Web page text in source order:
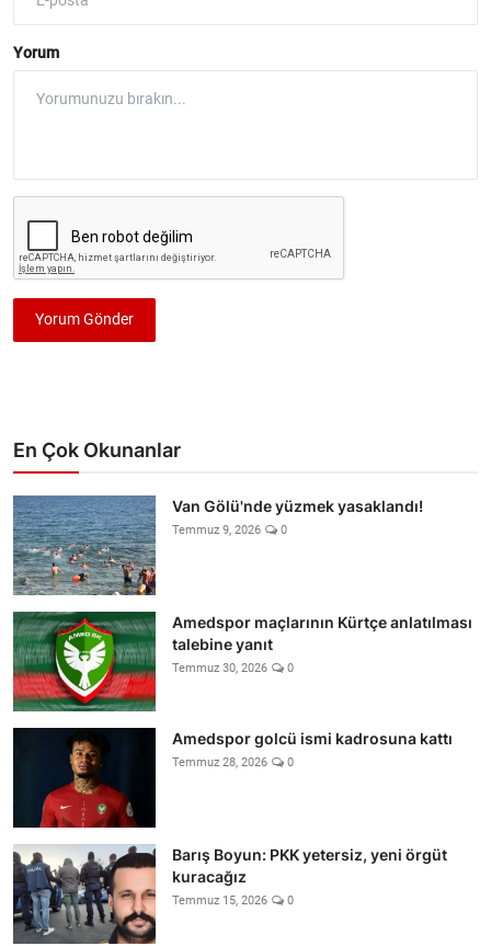
Yorum
Yorum Gönder
En Çok Okunanlar
Van Gölü'nde yüzmek yasaklandı!
Temmuz 9, 2026 0
Amedspor maçlarının Kürtçe anlatılması
talebine yanıt
Temmuz 30, 2026 0
Amedspor golcü ismi kadrosuna kattı
Temmuz 28, 2026 0
Barış Boyun: PKK yetersiz, yeni örgüt
kuracağız
Temmuz 15, 2026 0